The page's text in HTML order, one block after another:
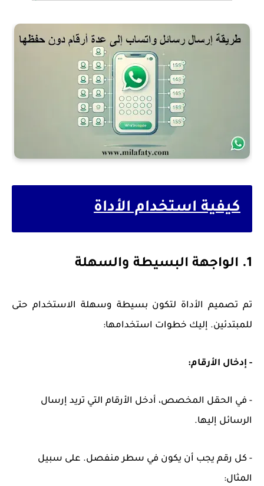
كيفية استخدام الأداة
1. الواجهة البسيطة والسهلة
تم تصميم الأداة لتكون بسيطة وسهلة الاستخدام حتى
للمبتدئين. إليك خطوات استخدامها:
- إدخال الأرقام:
- في الحقل المخصص، أدخل الأرقام التي تريد إرسال
الرسائل إليها.
- كل رقم يجب أن يكون في سطر منفصل. على سبيل
المثال: